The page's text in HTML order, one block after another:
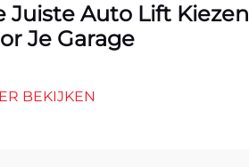
Juiste Auto Lift Kiezen
Je Garage
BEKIJKEN